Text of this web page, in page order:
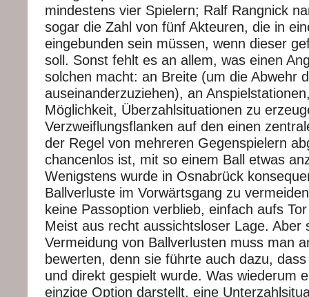
mindestens vier Spielern; Ralf Rangnick
sogar die Zahl von fünf Akteuren, die in
eingebunden sein müssen, wenn dieser
soll. Sonst fehlt es an allem, was einen
solchen macht: an Breite (um die Abwehr
auseinanderzuziehen), an
Möglichkeit, Überzahlsituationen zu
Verzweiflungsflanken auf den einen
der Regel von mehreren Gegenspielern
chancenlos ist, mit so einem Ball etwas
Wenigstens wurde in Osnabrück
Ballverluste im Vorwärtsgang zu
keine Passoption verblieb, einfach aufs
Meist aus recht aussichtsloser Lage. Aber
Vermeidung von Ballverlusten muss man
bewerten, denn sie führte auch dazu,
und direkt gespielt wurde. Was wiederum
einzige Option darstellt, eine